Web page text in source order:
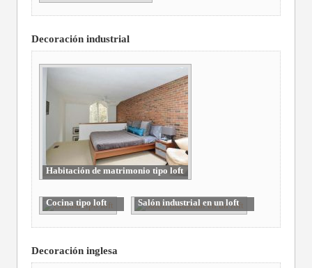
Decoración industrial
Habitación de matrimonio tipo loft
Cocina tipo loft Salón industrial en un loft
Decoración inglesa